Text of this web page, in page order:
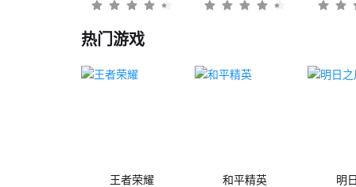
热门游戏
王者荣耀 和平精英 明